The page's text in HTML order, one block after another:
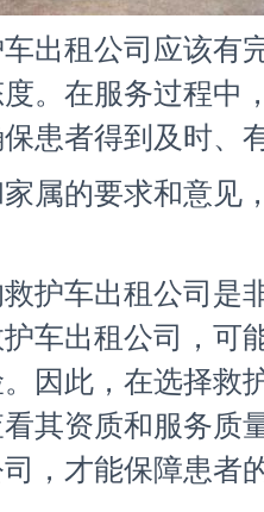
出租公司应该有
。在服务过程中
患者得到及时、
属的要求和意见
护车出租公司 是
车出租公司，可
因此，在选择救
其资质和服务质
，才能保障患者